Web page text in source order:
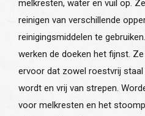
melkresten, water en vuil op.
reinigen van verschillende
reinigingsmiddelen te
werken de doeken het fijnst.
ervoor dat zowel roestvrij
wordt en vrij van strepen.
voor melkresten en het